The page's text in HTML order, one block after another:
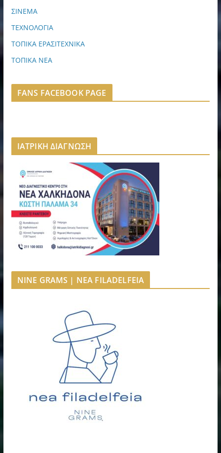
ΣΙΝΕΜΑ
ΤΕΧΝΟΛΟΓΙΑ
ΤΟΠΙΚΑ ΕΡΑΣΙΤΕΧΝΙΚΑ
ΤΟΠΙΚΑ ΝΕΑ
FANS FACEBOOK PAGE
ΙΑΤΡΙΚΗ ΔΙΑΓΝΩΣΗ
NINE GRAMS | NEA FILADELFEIA